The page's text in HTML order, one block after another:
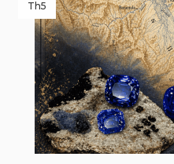
Th5